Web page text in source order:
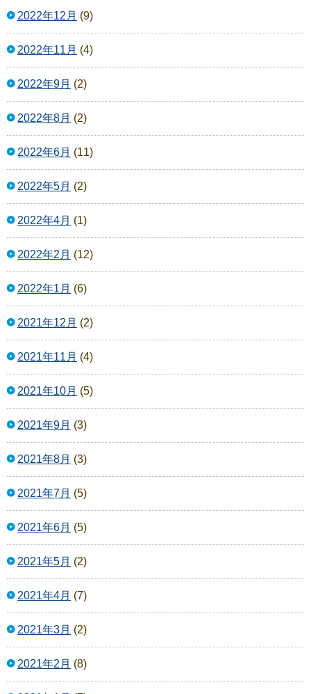
2022年12月 (9)
2022年11月 (4)
2022年9月 (2)
2022年8月 (2)
2022年6月 (11)
2022年5月 (2)
2022年4月 (1)
2022年2月 (12)
2022年1月 (6)
2021年12月 (2)
2021年11月 (4)
2021年10月 (5)
2021年9月 (3)
2021年8月 (3)
2021年7月 (5)
2021年6月 (5)
2021年5月 (2)
2021年4月 (7)
2021年3月 (2)
2021年2月 (8)